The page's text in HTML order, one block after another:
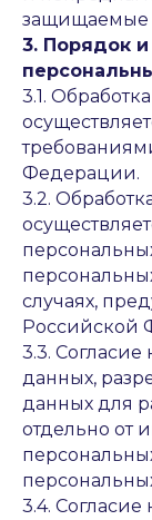
защищаемые
3. Порядок
3.1.
Федерации.
3.2.
случаях,
Российской
3.3.
данных,
данных для
отдельно от
3.4.